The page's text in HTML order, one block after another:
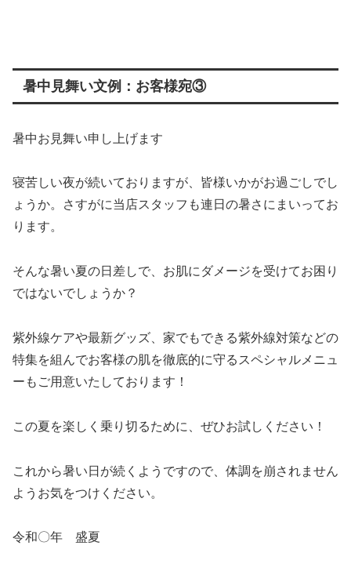
暑中見舞い文例：お客様宛③
暑中お見舞い申し上げます
寝苦しい夜が続いておりますが、皆様いかがお過ごしでし
ょうか。さすがに当店スタッフも連日の暑さにまいってお
ります。
そんな暑い夏の日差しで、お肌にダメージを受けてお困り
ではないでしょうか？
紫外線ケアや最新グッズ、家でもできる紫外線対策などの
特集を組んでお客様の肌を徹底的に守るスペシャルメニュ
ーもご用意いたしております！
この夏を楽しく乗り切るために、ぜひお試しください！
これから暑い日が続くようですので、体調を崩されません
ようお気をつけください。
令和〇年 盛夏